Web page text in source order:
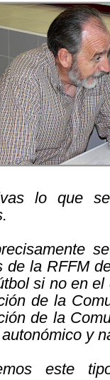
lo que
de la RFFM
si no en
de la
de la
y
este